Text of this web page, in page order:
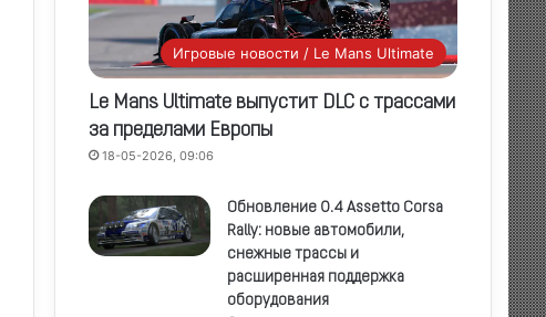
Игровые новости / Le Mans Ultimate
Le Mans Ultimate выпустит DLC с трассами
за пределами Европы
18-05-2026, 09:06
Обновление 0.4 Assetto Corsa
Rally: новые автомобили,
снежные трассы и
расширенная поддержка
оборудования